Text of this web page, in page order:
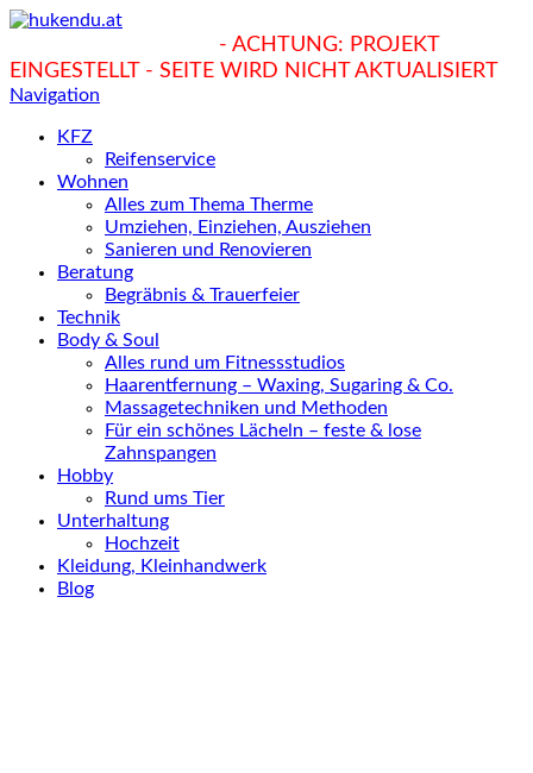
- ACHTUNG: PROJEKT
EINGESTELLT - SEITE WIRD NICHT AKTUALISIERT
Navigation
KFZ
Reifenservice
Wohnen
Alles zum Thema Therme
Umziehen, Einziehen, Ausziehen
Sanieren und Renovieren
Beratung
Begräbnis & Trauerfeier
Technik
Body & Soul
Alles rund um Fitnessstudios
Haarentfernung – Waxing, Sugaring & Co.
Massagetechniken und Methoden
Für ein schönes Lächeln – feste & lose
Zahnspangen
Hobby
Rund ums Tier
Unterhaltung
Hochzeit
Kleidung, Kleinhandwerk
Blog